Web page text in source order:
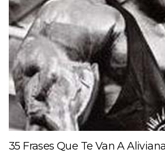
35 Frases Que Te Van A